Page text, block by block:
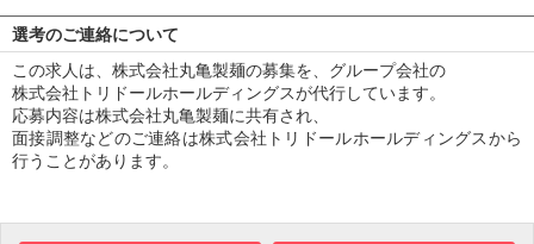
選考のご連絡について
この求人は、株式会社丸亀製麺の募集を、グループ会社の
株式会社トリドールホールディングスが代行しています。
応募内容は株式会社丸亀製麺に共有され、
面接調整などのご連絡は株式会社トリドールホールディングスから
行うことがあります。